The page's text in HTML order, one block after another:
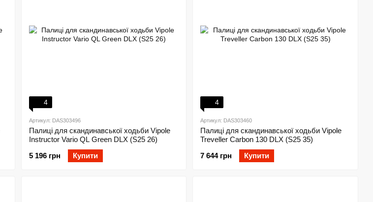
4
Артикул: DAS303496
Палиці для скандинавської ходьби Vipole
Instructor Vario QL Green DLX (S25 26)
5 196 грн
Купити
4
Артикул: DAS303460
Палиці для скандинавської ходьби Vipole
Treveller Carbon 130 DLX (S25 35)
7 644 грн
Купити